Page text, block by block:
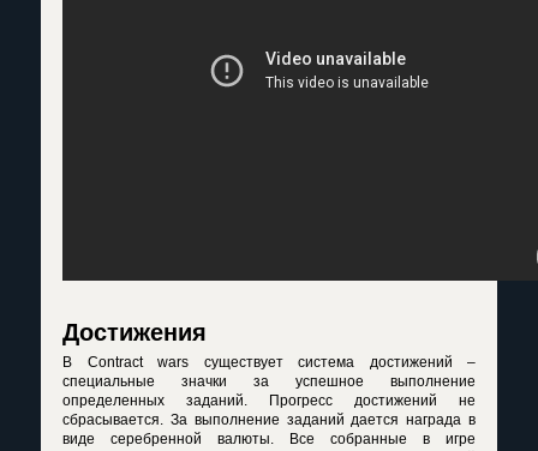
Достижения
В Contract wars существует система достижений –
специальные значки за успешное выполнение
определенных заданий. Прогресс достижений не
сбрасывается. За выполнение заданий дается награда в
виде серебренной валюты. Все собранные в игре